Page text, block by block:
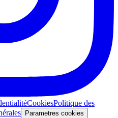
CookiesPolitique des
Parametres cookies